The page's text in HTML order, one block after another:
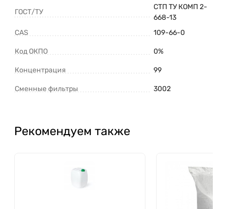
ГОСТ/ТУ
СТП ТУ КОМП 2-
668-13
CAS
109-66-0
Код ОКПО 0%
Концентрация 99
Сменные фильтры 3002
Рекомендуем также